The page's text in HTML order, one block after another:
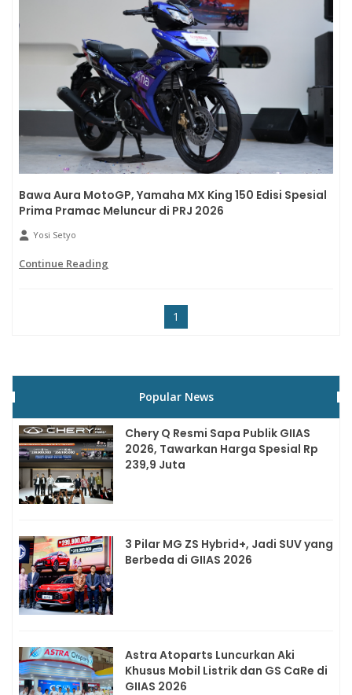
Bawa Aura MotoGP, Yamaha MX King 150 Edisi Spesial
Prima Pramac Meluncur di PRJ 2026
Yosi Setyo
Continue Reading
1
Popular News
Chery Q Resmi Sapa Publik GIIAS
2026, Tawarkan Harga Spesial Rp
239,9 Juta
3 Pilar MG ZS Hybrid+, Jadi SUV yang
Berbeda di GIIAS 2026
Astra Atoparts Luncurkan Aki
Khusus Mobil Listrik dan GS CaRe di
GIIAS 2026